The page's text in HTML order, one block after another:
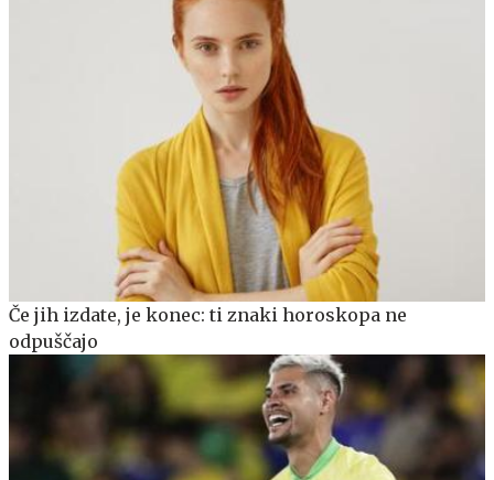
Če jih izdate, je konec: ti znaki horoskopa ne
odpuščajo